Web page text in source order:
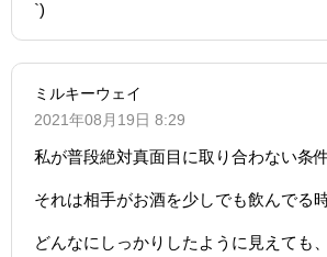
`)
ミルキーウェイ
2021年08月19日 8:29
私が普段絶対真面目に取り合わない条
それは相手がお酒を少しでも飲んでる時
どんなにしっかりしたように見えても